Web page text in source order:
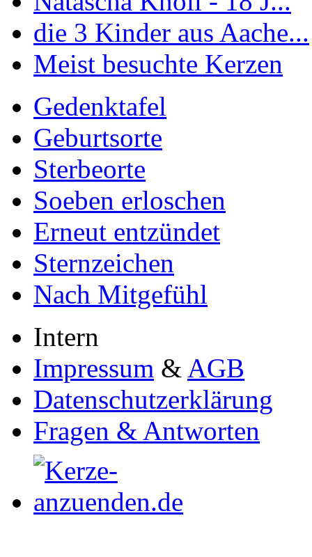
die 3 Kinder aus Aache...
Meist besuchte Kerzen
Gedenktafel
Geburtsorte
Sterbeorte
Soeben erloschen
Erneut entzündet
Sternzeichen
Nach Mitgefühl
Intern
Impressum & AGB
Datenschutzerklärung
Fragen & Antworten